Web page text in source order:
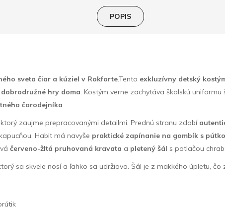
POPIS
sveta čiar a kúziel v Rokforte.Tento exkluzívny detský
hry doma. Kostým verne zachytáva školskú
čarodejníka.
ktorý zaujme prepracovanými detailmi. Prednú stranu zdobí
Habit má navyše praktické zapínanie na gombík s
červeno-žltá pruhovaná kravata a pletený šál s potlačou
sa skvele nosí a ľahko sa udržiava. Šál je z mäkkého úpletu,